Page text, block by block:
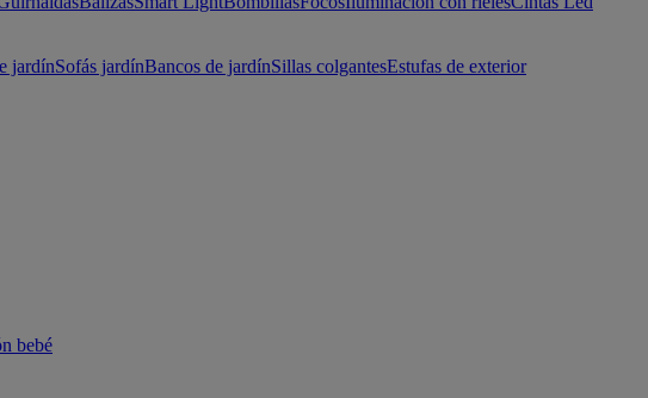
jardínSofás jardínBancos de jardínSillas colgantesEstufas de exterior
bebé